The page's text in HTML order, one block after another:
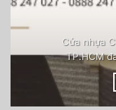
Cửa nhựa
TP.HCM